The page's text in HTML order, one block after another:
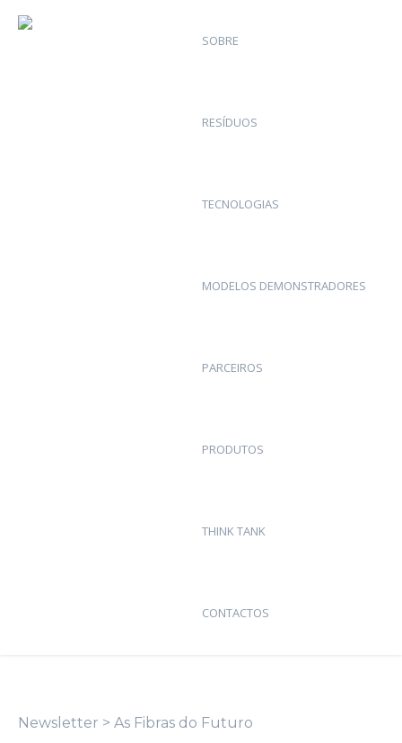
SOBRE
RESÍDUOS
TECNOLOGIAS
MODELOS DEMONSTRADORES
PARCEIROS
PRODUTOS
THINK TANK
CONTACTOS
Newsletter > As Fibras do Futuro